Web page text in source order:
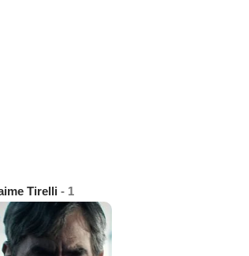
Tirelli - 1